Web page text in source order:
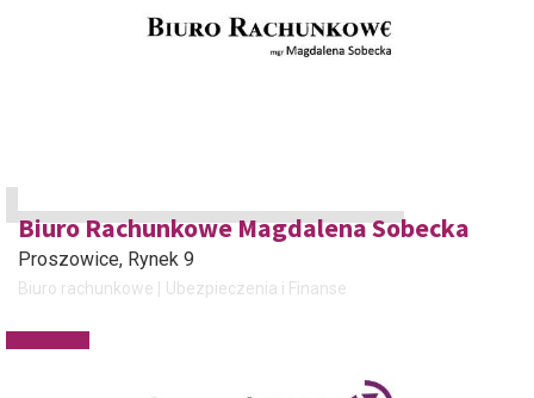
Biuro Rachunkowe Magdalena Sobecka
Proszowice, Rynek 9
Biuro rachunkowe Ubezpieczenia i Finanse